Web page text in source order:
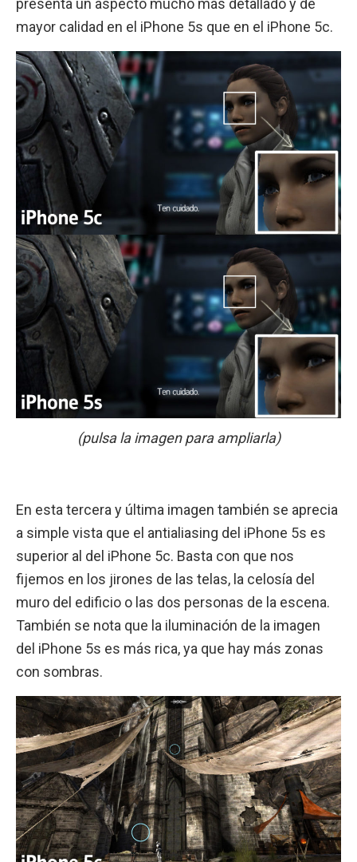
presenta un aspecto mucho más detallado y de
mayor calidad en el iPhone 5s que en el iPhone 5c.
(pulsa la imagen para ampliarla)
En esta tercera y última imagen también se aprecia
a simple vista que el antialiasing del iPhone 5s es
superior al del iPhone 5c. Basta con que nos
fijemos en los jirones de las telas, la celosía del
muro del edificio o las dos personas de la escena.
También se nota que la iluminación de la imagen
del iPhone 5s es más rica, ya que hay más zonas
con sombras.